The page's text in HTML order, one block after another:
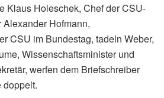
Klaus Holeschek, Chef der CSU-
Hofmann,
CSU im Bundestag, tadeln Weber,
Wissenschaftsminister und
werfen dem Briefschreiber
doppelt.